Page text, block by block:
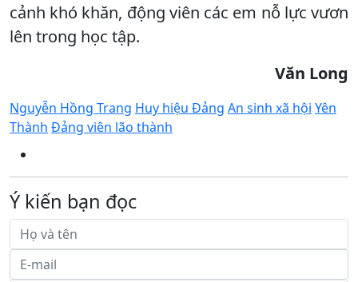
cảnh khó khăn, động viên các em nỗ lực vươn
lên trong học tập.
Văn Long
Nguyễn Hồng Trang Huy hiệu Đảng An sinh xã hội Yên
Thành Đảng viên lão thành
Ý kiến bạn đọc